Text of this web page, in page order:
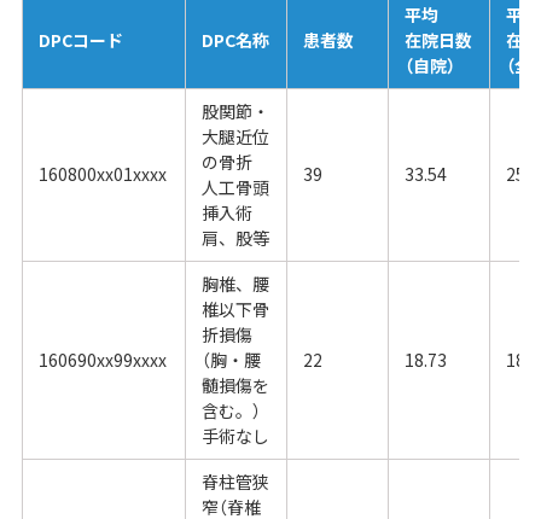
DPCコード DPC名称 患者数
平均
在院日数
（自院）
平均
在
（全
160800xx01xxxx
股関節・
大腿近位
の骨折
人工骨頭
挿入術
肩、股等
39 33.54
160690xx99xxxx
胸椎、腰
椎以下骨
折損傷
（胸・腰
髄損傷を
含む。）
手術なし
22 18.73
脊柱管狭
窄（脊椎